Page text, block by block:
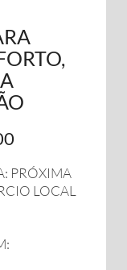
PRÓXIMA
LOCAL